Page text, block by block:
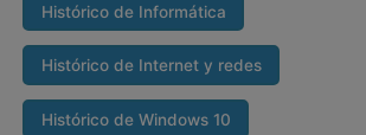
Histórico de Informática
Histórico de Internet y redes
Histórico de Windows 10